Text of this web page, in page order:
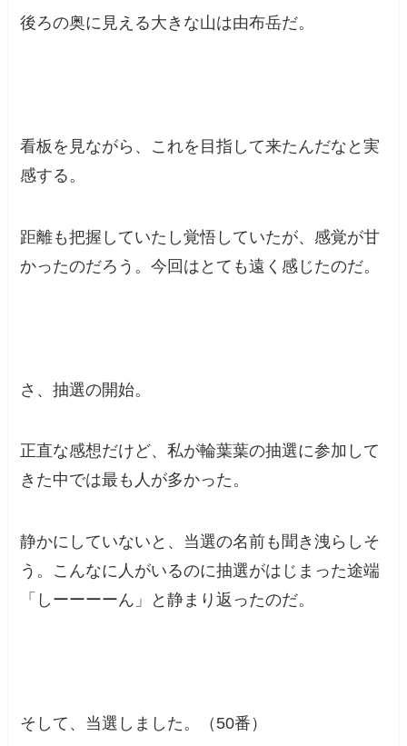
後ろの奥に見える大きな山は由布岳だ。
看板を見ながら、これを目指して来たんだなと実
感する。
距離も把握していたし覚悟していたが、感覚が甘
かったのだろう。今回はとても遠く感じたのだ。
さ、抽選の開始。
正直な感想だけど、私が輪葉葉の抽選に参加して
きた中では最も人が多かった。
静かにしていないと、当選の名前も聞き洩らしそ
う。こんなに人がいるのに抽選がはじまった途端
「しーーーーん」と静まり返ったのだ。
そして、当選しました。（50番）